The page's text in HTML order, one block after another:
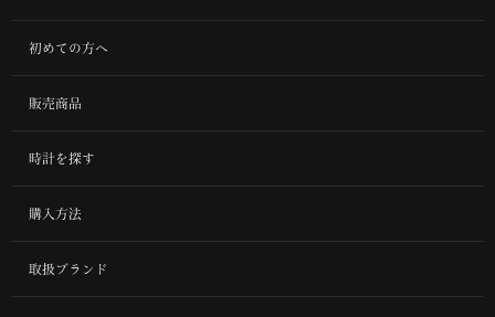
初めての方へ
販売商品
時計を探す
購入方法
取扱ブランド